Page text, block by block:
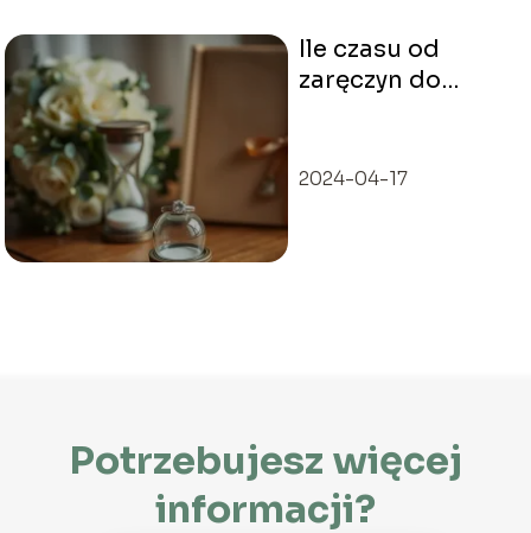
Ile czasu od
zaręczyn do
2024-04-17
Potrzebujesz więcej
informacji?